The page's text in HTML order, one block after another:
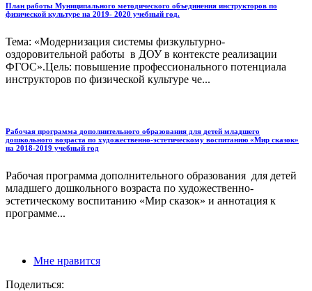
План работы Муниципального методического объединения инструкторов по
физической культуре на 2019- 2020 учебный год.
Тема: «Модернизация системы физкультурно-
оздоровительной работы в ДОУ в контексте реализации
ФГОС».Цель: повышение профессионального потенциала
инструкторов по физической культуре че...
Рабочая программа дополнительного образования для детей младшего
дошкольного возраста по художественно-эстетическому воспитанию «Мир сказок»
на 2018-2019 учебный год
Рабочая программа дополнительного образования для детей
младшего дошкольного возраста по художественно-
эстетическому воспитанию «Мир сказок» и аннотация к
программе...
Мне нравится
Поделиться: